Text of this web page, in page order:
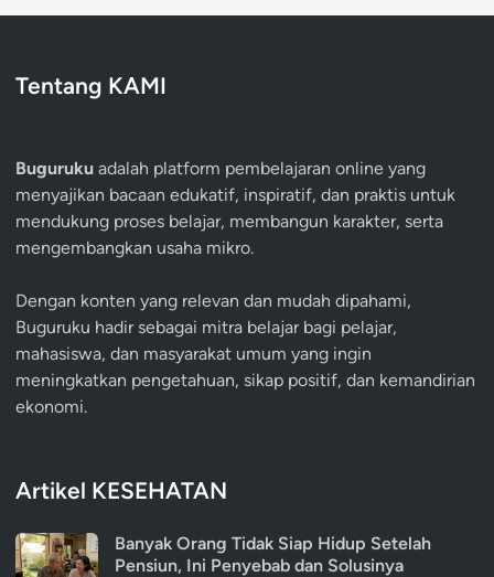
Tentang KAMI
Buguruku adalah platform pembelajaran online yang
menyajikan bacaan edukatif, inspiratif, dan praktis untuk
mendukung proses belajar, membangun karakter, serta
mengembangkan usaha mikro.
Dengan konten yang relevan dan mudah dipahami,
Buguruku hadir sebagai mitra belajar bagi pelajar,
mahasiswa, dan masyarakat umum yang ingin
meningkatkan pengetahuan, sikap positif, dan kemandirian
ekonomi.
Artikel KESEHATAN
Banyak Orang Tidak Siap Hidup Setelah
Pensiun, Ini Penyebab dan Solusinya